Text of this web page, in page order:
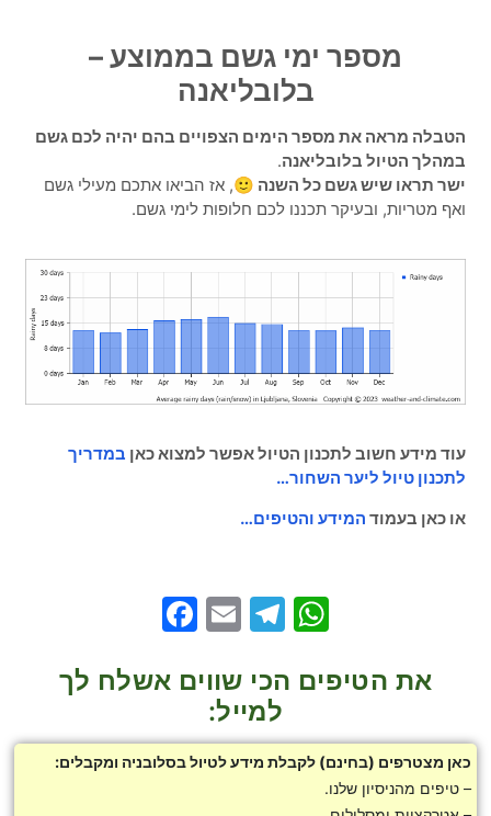
מספר ימי גשם בממוצע –
בלובליאנה
הטבלה מראה את מספר הימים הצפויים בהם יהיה לכם גשם
במהלך הטיול בלובליאנה.
ישר תראו שיש גשם כל השנה 🙂, אז הביאו אתכם מעילי גשם
ואף מטריות, ובעיקר תכננו לכם חלופות לימי גשם.
עוד מידע חשוב לתכנון הטיול אפשר למצוא כאן במדריך
לתכנון טיול ליער השחור…
או כאן בעמוד המידע והטיפים…
WhatsApp
Telegram
Email
את הטיפים הכי שווים אשלח לך
למייל:
כאן מצטרפים (בחינם) לקבלת מידע לטיול בסלובניה ומקבלים:
– טיפים מהניסיון שלנו.